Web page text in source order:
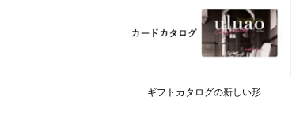
ギフトカタログの新しい形